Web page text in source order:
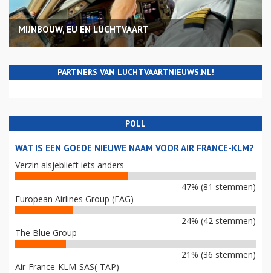
MIJNBOUW, EU EN LUCHTVAART
PARTNERS VAN LUCHTVAARTNIEUWS.NL!
POLL
WAT IS EEN GOEDE NIEUWE NAAM VOOR AIR FRANCE-KLM?
Verzin alsjeblieft iets anders
47% (81 stemmen)
European Airlines Group (EAG)
24% (42 stemmen)
The Blue Group
21% (36 stemmen)
Air-France-KLM-SAS(-TAP)